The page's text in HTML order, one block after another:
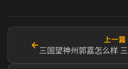
←
上一篇
三国望神州郭嘉怎么样